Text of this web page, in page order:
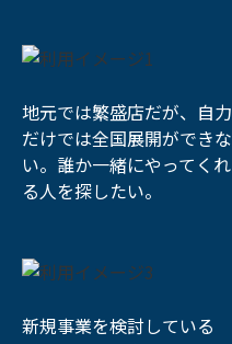
地元では繁盛店だが、自力
だけでは全国展開ができな
い。誰か一緒にやってくれ
る人を探したい。
新規事業を検討している